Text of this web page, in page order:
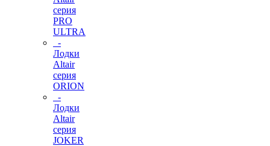
серия
PRO
ULTRA
-
Лодки
Altair
серия
ORION
-
Лодки
Altair
серия
JOKER